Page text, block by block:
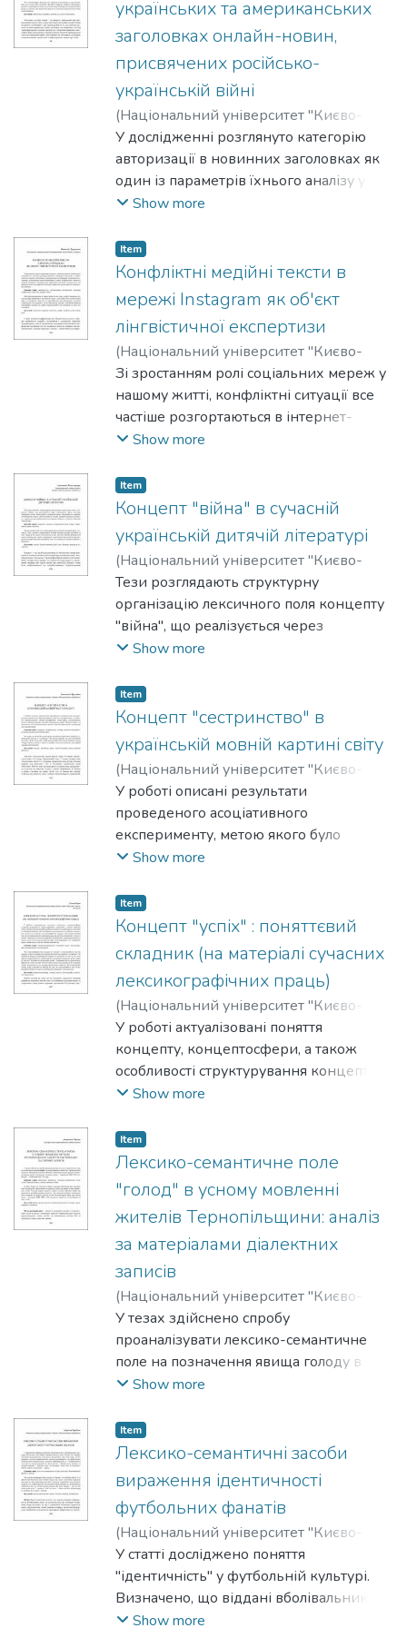
українських та американських
заголовках онлайн-новин,
присвячених російсько-
українській війні
(Національний університет "Києво-
Могилянська академія",2025)Гамєза,
Ірина
У дослідженні розглянуто категорію
авторизації в новинних заголовках як
один із параметрів їхнього аналізу у
прагматичному аспекті. Проаналізовано
компонентів у заголовках українських
та американських онлайн-новин та
виокремлено спільні й відмінні риси.
Show more
Item
Конфліктні медійні тексти в
мережі Instagram як об'єкт
лінгвістичної експертизи
(Національний університет "Києво-
Могилянська академія",2025)
Луцишина, Наталія
Зі зростанням ролі соціальних мереж у
нашому житті, конфліктні ситуації все
частіше розгортаються в інтернет-
просторі, а медіа-тексти стають
Розроблено алгоритм, за допомогою
якого проводиться аналіз конфліктних
дописів в мережі Instagram.
Виокремлено вербальні (лексичні,
синтаксичні та фразеологічні) та
графічні маркери конфлікту,
реалізовані в коментарях дописів.
Show more
Item
Концепт "війна" в сучасній
українській дитячій літературі
(Національний університет "Києво-
Могилянська академія",2025)
Паламарчук, Анастасія
Тези розглядають структурну
організацію лексичного поля концепту
"війна", що реалізується через
тематичні групи лексики: атрибути
патріотичні символи; почуття та стани;
одяг та медичні засоби, зокрема
надання допомоги, завдяки яким
вербалізується концепт "війна" у
сучасній дитячій літературі.
Show more
Item
Концепт "сестринство" в
українській мовній картині світу
(Національний університет "Києво-
Могилянська академія",2025
Анастасія
У роботі описані результати
проведеного асоціативного
експерименту, метою якого було
дослідити концепт "сестринство". У
периферійна структура асоціативного
поля, а також описана лексико-
тематична група "Власні назви", за
допомогою якої встановлюємо зв’язки
між досліджуваним концептом
та літературою.
Show more
Item
Концепт "успіх" : поняттєвий
складник (на матеріалі сучасних
лексикографічних праць)
(Національний університет "Києво-
Могилянська академія",2025)
Олена
У роботі актуалізовані поняття
концепту, концептосфери, а також
особливості структурування концептів у
мовній картині світу. Метод
позиціонується як один із
найефективніших для дослідження
поняттєвого складника концепту "успіх"
у сучасних лексикографічних працях.
Для репрезентації його
результативності проаналізовано
визначення концепту "успіх" у різних
словниках, а також проведено
асоціативне опитування, результати
якого дозволили розкрити ядро,
напівпериферію та периферію цього
концепту в сучасній мовній свідомості.
Show more
Item
Лексико-семантичне поле
"голод" в усному мовленні
жителів Tернопільщини: аналіз
за матеріалами діалектних
записів
(Національний університет "Києво-
Могилянська академія",2025
Анастасія
У тезах здійснено спробу
проаналізувати лексико-семантичне
поле на позначення явища голоду в
усному мовленні жителів
охоплює свідчення мешканців різних
районів Тернопільщини щодо
пережитих голодних років —
передусім 1946–1947, подекуди —
згадки про 1932–1933 рр.
Show more
Item
Лексико-семантичні засоби
вираження ідентичності
футбольних фанатів
(Національний університет "Києво-
Могилянська академія",2025
Мар'яна
У статті досліджено поняття
"ідентичність" у футбольній культурі.
Визначено, що віддані вболівальники у
своїх піснях та зарядах постійно
Show more